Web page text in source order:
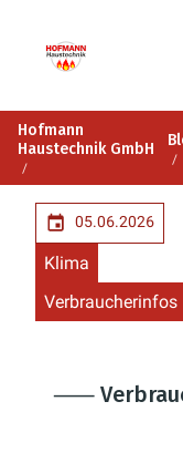
Hofmann
Haustechnik GmbH
05.06.2026
Klima
Verbraucherinfos
⸺